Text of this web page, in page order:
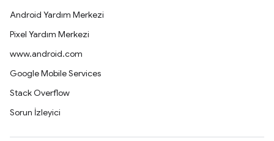
Android Yardım Merkezi
Pixel Yardım Merkezi
www.android.com
Google Mobile Services
Stack Overflow
Sorun İzleyici